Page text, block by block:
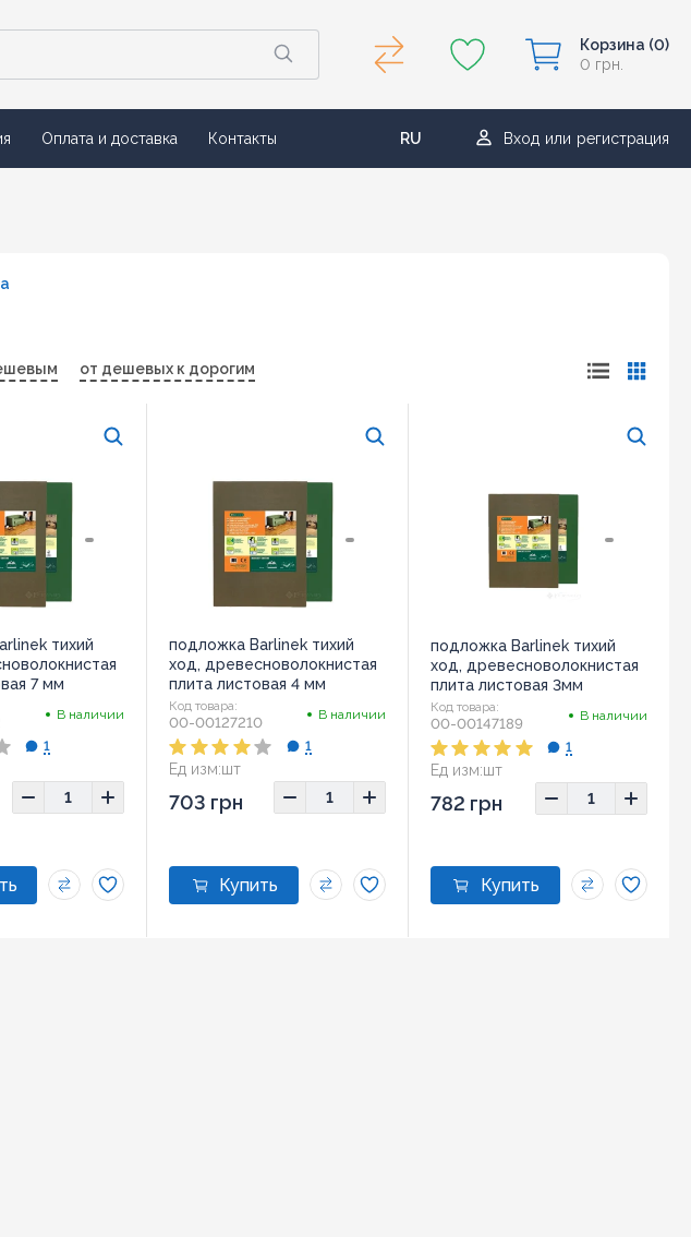
Корзина (0)
0 грн.
Оплата и доставка
Контакты
UA
RU Вход или регистрация
от дешевых к дорогим
тихий
7 мм
В наличии
1
подложка Barlinek тихий
ход, древесноволокнистая
плита листовая 4 мм
Код товара:
00-00127210 В наличии
Ед изм:шт
1
703 грн
подложка Barlinek тихий
ход, древесноволокнистая
плита листовая 3мм
Код товара:
00-00147189 В наличии
Ед изм:шт
1
782 грн